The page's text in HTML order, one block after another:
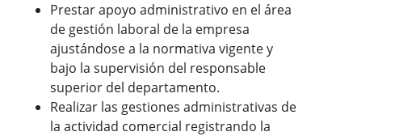
Prestar apoyo administrativo en el área
de gestión laboral de la empresa
ajustándose a la normativa vigente y
bajo la supervisión del responsable
superior del departamento.
Realizar las gestiones administrativas de
la actividad comercial registrando la